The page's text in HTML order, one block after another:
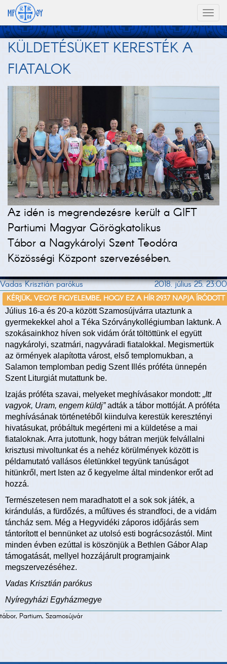
KÜLDETÉSÜKET KERESTÉK A
FIATALOK
Az idén is megrendezésre került a GIFT
Partiumi Magyar Görögkatolikus
Tábor a Nagykárolyi Szent Teodóra
Közösségi Központ szervezésében.
Vadas Krisztián parókus 2018. július 25. 23:00
KÉRJÜK, VEGYE FIGYELEMBE, HOGY EZ A HÍR 2937 NAPJA ÍRÓDOTT
Július 16-a és 20-a között Szamosújvárra utaztunk a
gyermekekkel ahol a Téka Szórványkollégiumban laktunk. A
szokásainkhoz híven sok vidám órát töltöttünk el együtt
nagykárolyi, szatmári, nagyváradi fiatalokkal. Megismertük
az örmények alapította várost, első templomukban, a
Salamon templomban pedig Szent Illés próféta ünnepén
Szent Liturgiát mutattunk be.
Izajás próféta szavai, melyeket meghívásakor mondott: „Itt
vagyok, Uram, engem küldj”adták a tábor mottóját. A próféta
meghívásának történetéből kiindulva kerestük keresztényi
hivatásukat, próbáltuk megérteni mi a küldetése a mai
fiataloknak. Arra jutottunk, hogy bátran merjük felvállalni
krisztusi mivoltunkat és a nehéz körülmények között is
példamutató vallásos életünkkel tegyünk tanúságot
hitünkről, mert Isten az ő kegyelme által mindenkor erőt ad
hozzá.
Természetesen nem maradhatott el a sok sok játék, a
kirándulás, a fürdőzés, a műfüves és strandfoci, de a vidám
táncház sem. Még a Hegyvidéki záporos időjárás sem
tántorított el bennünket az utolsó esti bográcsozástól. Mint
minden évben ezúttal is köszönjük a Bethlen Gábor Alap
támogatását, mellyel hozzájárult programjaink
megszervezéséhez.
Vadas Krisztián parókus
Nyíregyházi Egyházmegye
tábor, Partium, Szamosújvár